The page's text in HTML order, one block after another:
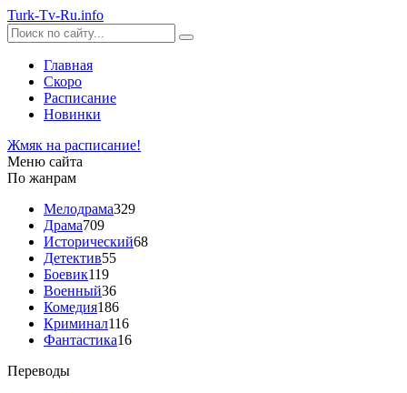
Turk-Tv-Ru.info
Главная
Скоро
Расписание
Новинки
Жмяк на расписание!
Меню сайта
По жанрам
Мелодрама329
Драма709
Исторический68
Детектив55
Боевик119
Военный36
Комедия186
Криминал116
Фантастика16
Переводы